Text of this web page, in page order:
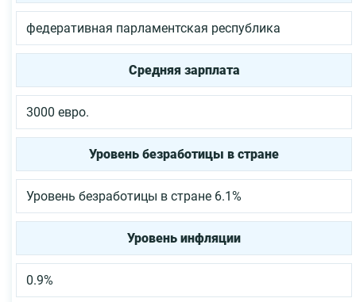
федеративная парламентская республика
Средняя зарплата
3000 евро.
Уровень безработицы в стране
Уровень безработицы в стране 6.1%
Уровень инфляции
0.9%